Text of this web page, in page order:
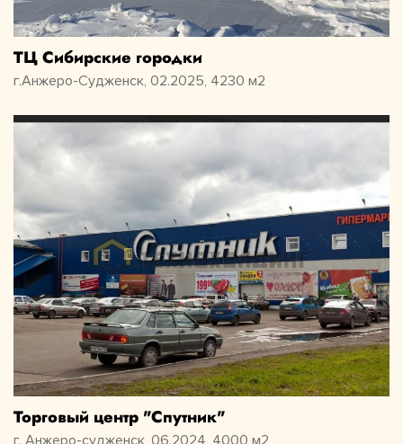
ТЦ Сибирские городки
г.Анжеро-Судженск, 02.2025, 4230 м2
Торговый центр "Спутник"